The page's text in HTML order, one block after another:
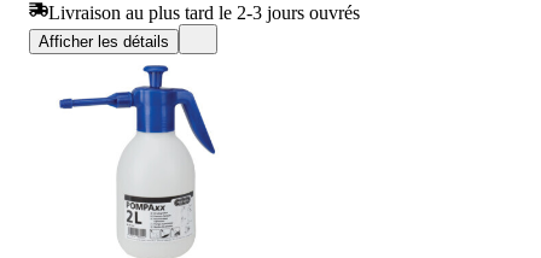
Livraison au plus tard le 2-3 jours ouvrés
Afficher les détails